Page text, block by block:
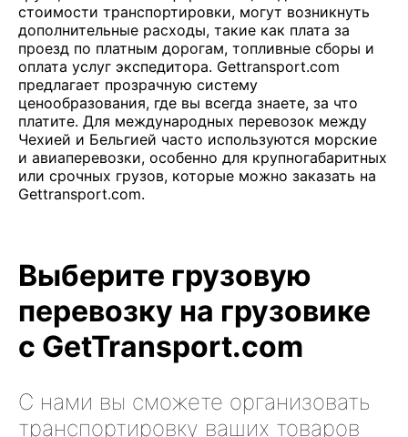
стоимости транспортировки, могут возникнуть
дополнительные расходы, такие как плата за
проезд по платным дорогам, топливные сборы и
оплата услуг экспедитора. Gettransport.com
предлагает прозрачную систему
ценообразования, где вы всегда знаете, за что
платите. Для международных перевозок между
Чехией и Бельгией часто используются морские
и авиаперевозки, особенно для крупногабаритных
или срочных грузов, которые можно заказать на
Gettransport.com.
Выберите грузовую
перевозку на грузовике
с GetTransport.com
С нами вы сможете организовать
транспортировку ваших товаров